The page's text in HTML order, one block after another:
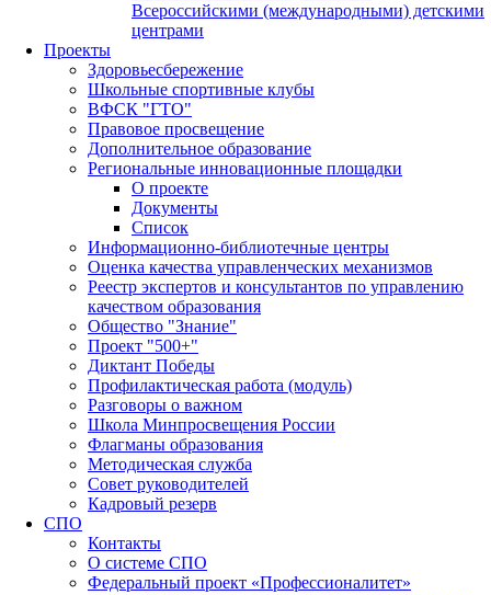
Всероссийскими (международными) детскими
центрами
Проекты
Здоровьесбережение
Школьные спортивные клубы
ВФСК "ГТО"
Правовое просвещение
Дополнительное образование
Региональные инновационные площадки
О проекте
Документы
Список
Информационно-библиотечные центры
Оценка качества управленческих механизмов
Реестр экспертов и консультантов по управлению
качеством образования
Общество "Знание"
Проект "500+"
Диктант Победы
Профилактическая работа (модуль)
Разговоры о важном
Школа Минпросвещения России
Флагманы образования
Методическая служба
Совет руководителей
Кадровый резерв
СПО
Контакты
О системе СПО
Федеральный проект «Профессионалитет»